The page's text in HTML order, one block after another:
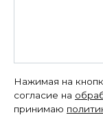
Нажимая на
согласие на
принимаю